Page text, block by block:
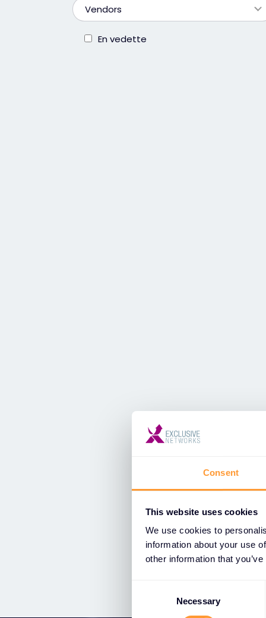
Consent
This website uses cookies
We use cookies to
information about your use
other information that
n
Necessary
Vendors
En vedette